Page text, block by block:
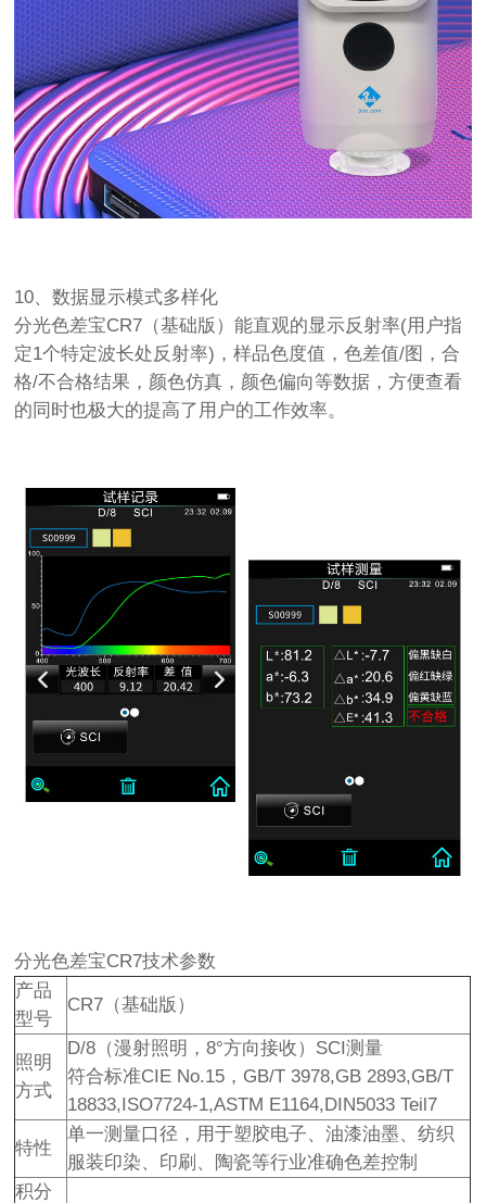
10、数据显示模式多样化
分光色差宝CR7（基础版）能直观的显示反射率(用户指
定1个特定波长处反射率)，样品色度值，色差值/图，合
格/不合格结果，颜色仿真，颜色偏向等数据，方便查看
的同时也极大的提高了用户的工作效率。
分光色差宝CR7技术参数
产品
型号
CR7（基础版）
照明
方式
D/8（漫射照明，8°方向接收）SCI测量
符合标准CIE No.15，GB/T 3978,GB 2893,GB/T
18833,ISO7724-1,ASTM E1164,DIN5033 Teil7
特性
单一测量口径，用于塑胶电子、油漆油墨、纺织
服装印染、印刷、陶瓷等行业准确色差控制
积分